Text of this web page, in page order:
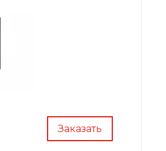
Заказать